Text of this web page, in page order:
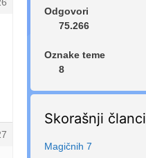
Odgovori
75.266
Oznake teme
8
Skorašnji članci
Magičnih 7